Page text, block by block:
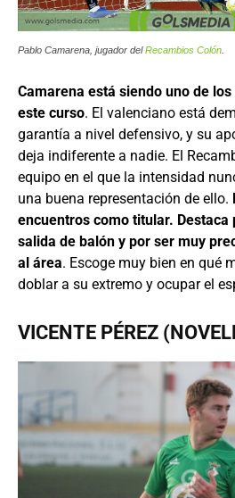
Pablo Camarena, jugador delRecambios Colón
Camarena está siendo uno de
este curso. El valenciano está
garantía a nivel defensivo, y su
deja indiferente a nadie. El
equipo en el que la intensidad
una buena representación de ello.
encuentros como titular. Destaca
salida de balón y por ser muy
al área. Escoge muy bien en qué
doblar a su extremo y ocupar el
VICENTE PÉREZ